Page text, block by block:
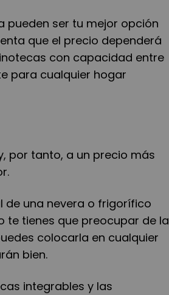
pueden ser tu mejor opción
que el precio dependerá
con capacidad entre
para cualquier hogar
por tanto, a un precio más
de una nevera o frigorífico
te tienes que preocupar de la
colocarla en cualquier
bien.
integrables y las